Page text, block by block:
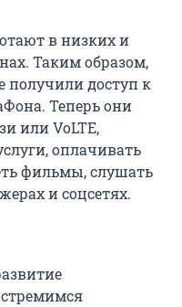
в низких и
Таким образом,
получили доступ к
Теперь они
или VoLTE,
оплачивать
фильмы, слушать
и соцсетях.